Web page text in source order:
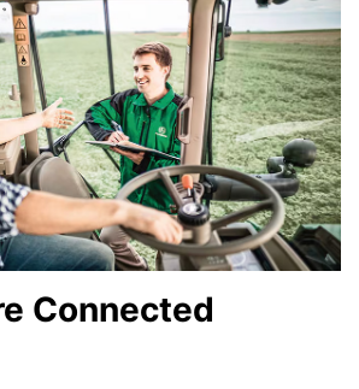
Connected